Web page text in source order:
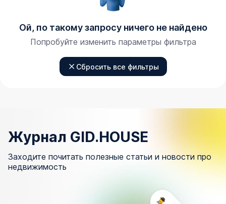
Ой, по такому запросу ничего не найдено
Попробуйте изменить параметры фильтра
Сбросить все фильтры
Журнал GID.HOUSE
Заходите почитать полезные статьи и новости про
недвижимость